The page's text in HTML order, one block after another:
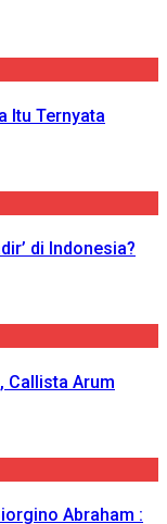
Itu Ternyata
di Indonesia?
Callista Arum
Abraham :